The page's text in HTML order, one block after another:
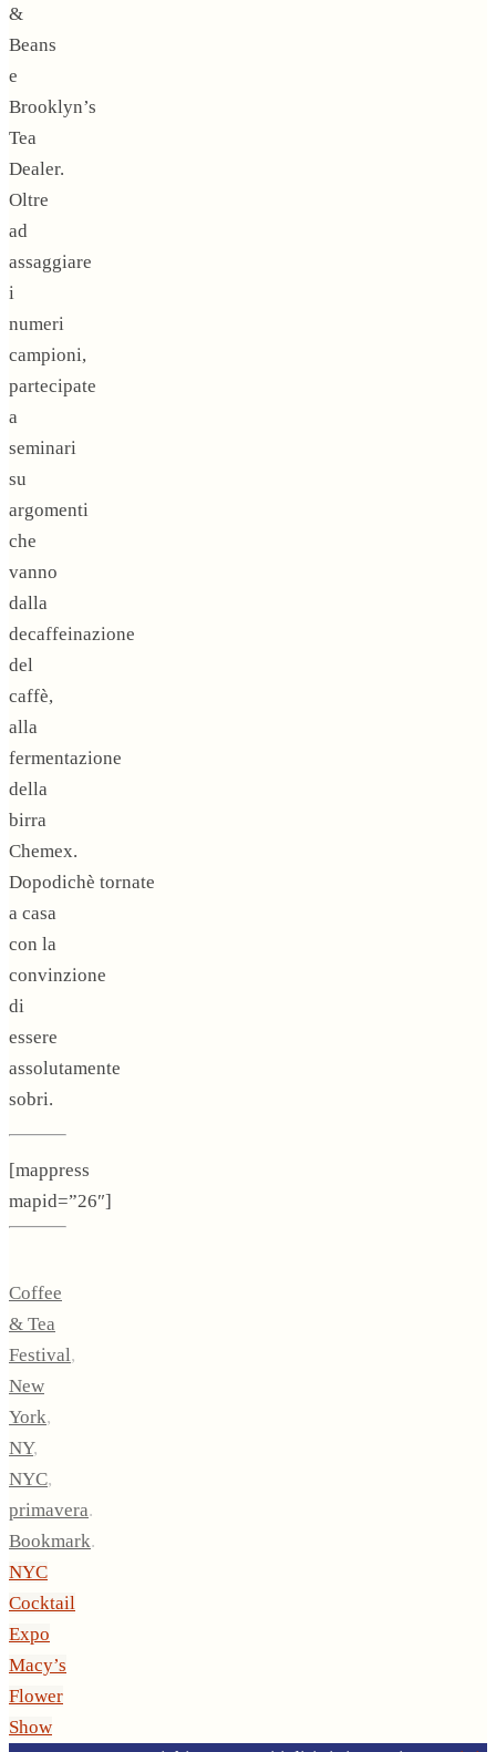
&
Beans
e
Brooklyn’s
Tea
Dealer.
Oltre
ad
assaggiare
i
numeri
campioni,
partecipate
a
seminari
su
argomenti
che
vanno
dalla
decaffeinazione
del
caffè,
alla
fermentazione
della
birra
Chemex.
Dopodichè tornate
a casa
con la
convinzione
di
essere
assolutamente
sobri.
[mappress
mapid=”26″]
Coffee
& Tea
Festival,
New
York,
NY,
NYC,
primavera.
Bookmark.
NYC
Cocktail
Expo
Macy’s
Flower
Show